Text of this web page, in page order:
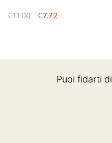
€11.00
IL
€11.00.
€7.72
€7.72.
Puoi fidarti di